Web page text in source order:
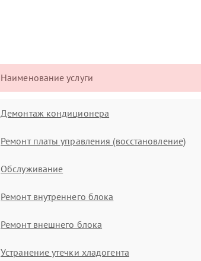
Наименование услуги
Демонтаж кондиционера
Ремонт платы управления (восстановление)
Обслуживание
Ремонт внутреннего блока
Ремонт внешнего блока
Устранение утечки хладогента